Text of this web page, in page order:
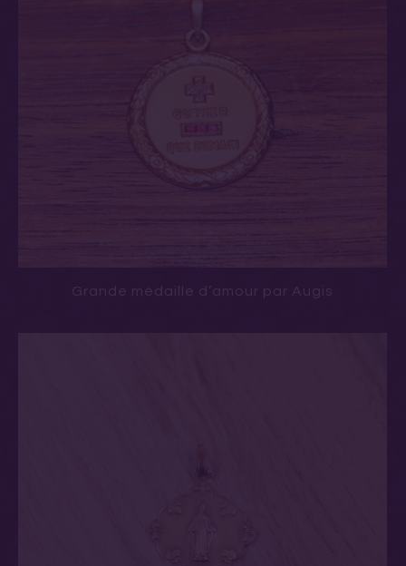
Grande médaille d’amour par Augis